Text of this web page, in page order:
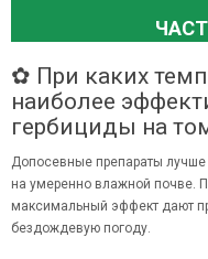
✿ При каких
наиболее
гербициды на
Допосевные препараты лучше
на умеренно влажной почве.
максимальный эффект дают
бездождевую погоду.